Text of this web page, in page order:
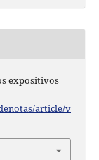
expositivos
article/v